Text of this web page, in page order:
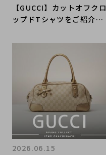
【GUCCI】カットオフクロ
ップドTシャツをご紹介｜
コレクト渋谷店
2026.06.15